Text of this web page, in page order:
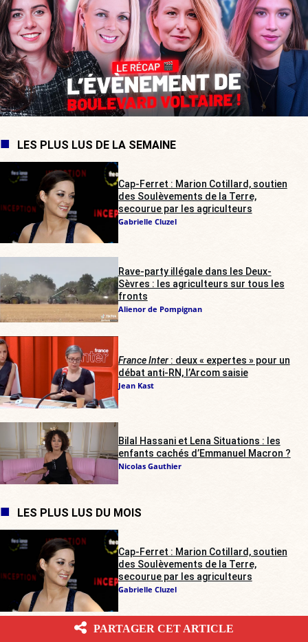
LES PLUS LUS DE LA SEMAINE
Cap-Ferret : Marion Cotillard, soutien
des Soulèvements de la Terre,
secourue par les agriculteurs
Gabrielle Cluzel
Rave-party illégale dans les Deux-
Sèvres : les agriculteurs sur tous les
fronts
Alienor de Pompignan
France Inter: deux « expertes » pour un
débat anti-RN, l’Arcom saisie
Jean Kast
Bilal Hassani et Lena Situations : les
enfants cachés d’Emmanuel Macron ?
Nicolas Gauthier
LES PLUS LUS DU MOIS
Cap-Ferret : Marion Cotillard, soutien
des Soulèvements de la Terre,
secourue par les agriculteurs
Gabrielle Cluzel
PARTAGER CET ARTICLE